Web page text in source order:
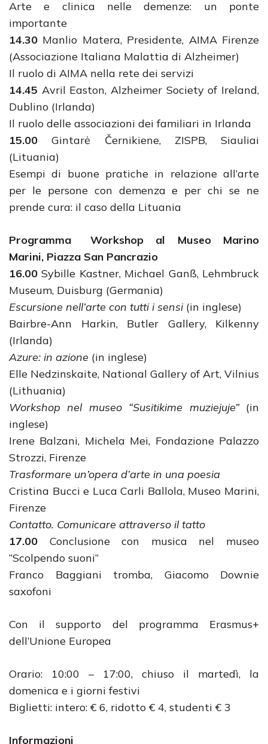
Arte e clinica nelle demenze: un ponte
importante
14.30 Manlio Matera, Presidente, AIMA Firenze
(Associazione Italiana Malattia di Alzheimer)
Il ruolo di AIMA nella rete dei servizi
14.45 Avril Easton, Alzheimer Society of Ireland,
Dublino (Irlanda)
Il ruolo delle associazioni dei familiari in Irlanda
15.00 Gintarė Černikiene, ZISPB, Siauliai
(Lituania)
Esempi di buone pratiche in relazione all’arte
per le persone con demenza e per chi se ne
prende cura: il caso della Lituania
Programma Workshop al Museo Marino
Marini, Piazza San Pancrazio
16.00 Sybille Kastner, Michael Ganß, Lehmbruck
Museum, Duisburg (Germania)
Escursione nell’arte con tutti i sensi (in inglese)
Bairbre-Ann Harkin, Butler Gallery, Kilkenny
(Irlanda)
Azure: in azione (in inglese)
Elle Nedzinskaite, National Gallery of Art, Vilnius
(Lithuania)
Workshop nel museo “Susitikime muziejuje”(in
inglese)
Irene Balzani, Michela Mei, Fondazione Palazzo
Strozzi, Firenze
Trasformare un’opera d’arte in una poesia
Cristina Bucci e Luca Carli Ballola, Museo Marini,
Firenze
Contatto. Comunicare attraverso il tatto
17.00 Conclusione con musica nel museo
“Scolpendo suoni”
Franco Baggiani tromba, Giacomo Downie
saxofoni
Con il supporto del programma Erasmus+
dell’Unione Europea
Orario: 10:00 – 17:00, chiuso il martedì, la
domenica e i giorni festivi
Biglietti: intero: € 6, ridotto € 4, studenti € 3
Informazioni